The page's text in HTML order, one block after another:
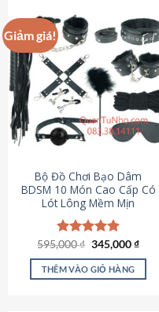
có
nhiều
biến
thể.
Các
tùy
chọn
có
chọn
trên
trang
sản
phẩm
Giảm giá!
Bộ Đồ Chơi Bạo Dâm
BDSM 10 Món Cao Cấp Có
Lót Lông Mềm Mịn
Được xếp
hạng4.88
5 sao
595,000₫ Giá
là:
595,000 ₫.
345,000₫Giá
tại
THÊM VÀO GIỎ HÀNG